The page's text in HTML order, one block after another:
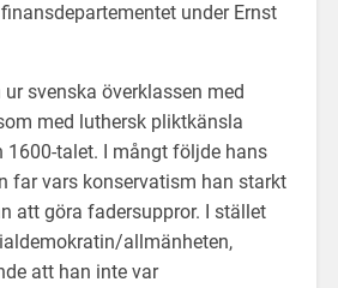
under Ernst
svenska överklassen med
med luthersk pliktkänsla
1600-talet. I mångt följde hans
far vars konservatism han starkt
att göra fadersuppror. I stället
allmänheten,
att han inte var